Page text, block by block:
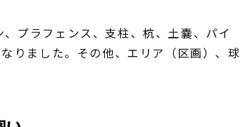
プラフェンス、支柱、杭、土嚢、パイ
りました。その他、エリア（区画）、球